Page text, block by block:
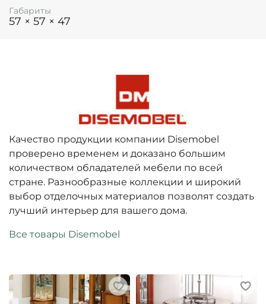
Габариты
57 × 57 × 47
Качество продукции компании Disemobel
проверено временем и доказано большим
количеством обладателей мебели по всей
стране. Разнообразные коллекции и широкий
выбор отделочных материалов позволят создать
лучший интерьер для вашего дома.
Все товары Disemobel